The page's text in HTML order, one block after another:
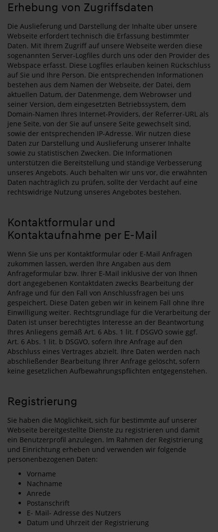
Erhebung von Zugriffsdaten
Die Auslieferung und Darstellung der Inhalte über unsere
Webseite erfordert technisch die Erfassung bestimmter
Daten. Mit Ihrem Zugriff auf unsere Webseite werden diese
sogenannten Server-Logfiles durch uns oder den Provider des
Webspace erfasst. Diese Logfiles erlauben keinen Rückschluss
auf Sie und Ihre Person. Die entsprechenden Informationen
bestehen aus dem Namen der Webseite, der Datei, dem
aktuellen Datum, der Datenmenge, dem Webrowser und
seiner Version, dem eingesetzten Betriebssystem, dem
Domain-Namen Ihres Internet-Providers, der Referrer-URL als
jene Seite, von der Sie auf unsere Seite gewechselt sind,
sowie der entsprechenden IP-Adresse. Wir nutzen diese
Daten zur Darstellung und Auslieferung unserer Inhalte
sowie zu statistischen Zwecken. Die Informationen
unterstützen die Bereitstellung und ständige Verbesserung
unseres Angebots. Auch behalten wir uns vor, die erwähnten
Daten nachträglich zu prüfen, sollte der Verdacht auf eine
rechtswidrige Nutzung unseres Angebotes bestehen.
Kontaktformular und
Kontaktaufnahme per E-Mail
Wenn Sie uns per Kontaktformular oder E-Mail Anfragen
zukommen lassen, werden Ihre Angaben aus dem
Anfrageformular bzw. Ihrer E-Mail inklusive der von Ihnen
dort angegebenen Kontaktdaten zwecks Bearbeitung der
Anfrage und für den Fall von Anschlussfragen bei uns
gespeichert. Diese Daten geben wir in keinem Fall ohne Ihre
Einwilligung weiter. Rechtsgrundlage für die Verarbeitung der
Daten ist unser berechtigtes Interesse an der Beantwortung
Ihres Anliegens gemäß Art. 6 Abs. 1 lit. f DSGVO sowie ggf.
Art. 6 Abs. 1 lit. b DSGVO, sofern Ihre Anfrage auf den
Abschluss eines Vertrages abzielt. Ihre Daten werden nach
abschließender Bearbeitung Ihrer Anfrage gelöscht, sofern
keine gesetzlichen Aufbewahrungspflichten entgegenstehen.
Registrierung
Sie haben die Möglichkeit, sich für bestimmte auf unserer
Webseite bereitgestellte Dienste zu registrieren und damit
ein Benutzerprofil anzulegen. Im Rahmen der Registrierung
und Einrichtung erheben und verwenden wir folgende
personenbezogenen Daten:
Vorname
Nachname
Anrede
Postanschrift
E- Mail- Adresse des Nutzers
Datum und Uhrzeit der Registrierung